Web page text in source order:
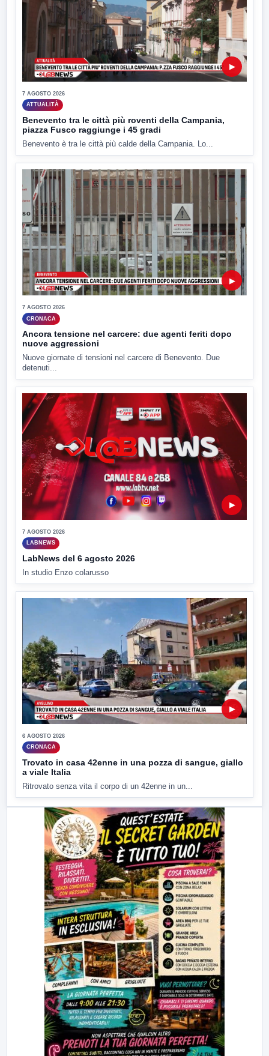
▶
7 AGOSTO 2026
ATTUALITÀ
Benevento tra le città più roventi della Campania,
piazza Fusco raggiunge i 45 gradi
Benevento è tra le città più calde della Campania. Lo...
▶
7 AGOSTO 2026
CRONACA
Ancora tensione nel carcere: due agenti feriti dopo
nuove aggressioni
Nuove giornate di tensioni nel carcere di Benevento. Due
detenuti...
▶
7 AGOSTO 2026
LABNEWS
LabNews del 6 agosto 2026
In studio Enzo colarusso
▶
6 AGOSTO 2026
CRONACA
Trovato in casa 42enne in una pozza di sangue, giallo
a viale Italia
Ritrovato senza vita il corpo di un 42enne in un...